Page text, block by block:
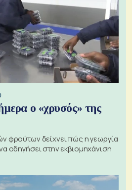
ο «χρυσός» της
φρούτων δείχνει πώς η γεωργία
οδηγήσει στην εκβιομηχάνιση